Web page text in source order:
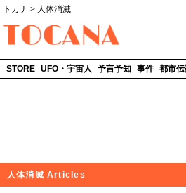
トカナ > 人体消滅
STORE UFO・宇宙人 予言予知 事件 都市
人体消滅 Articles